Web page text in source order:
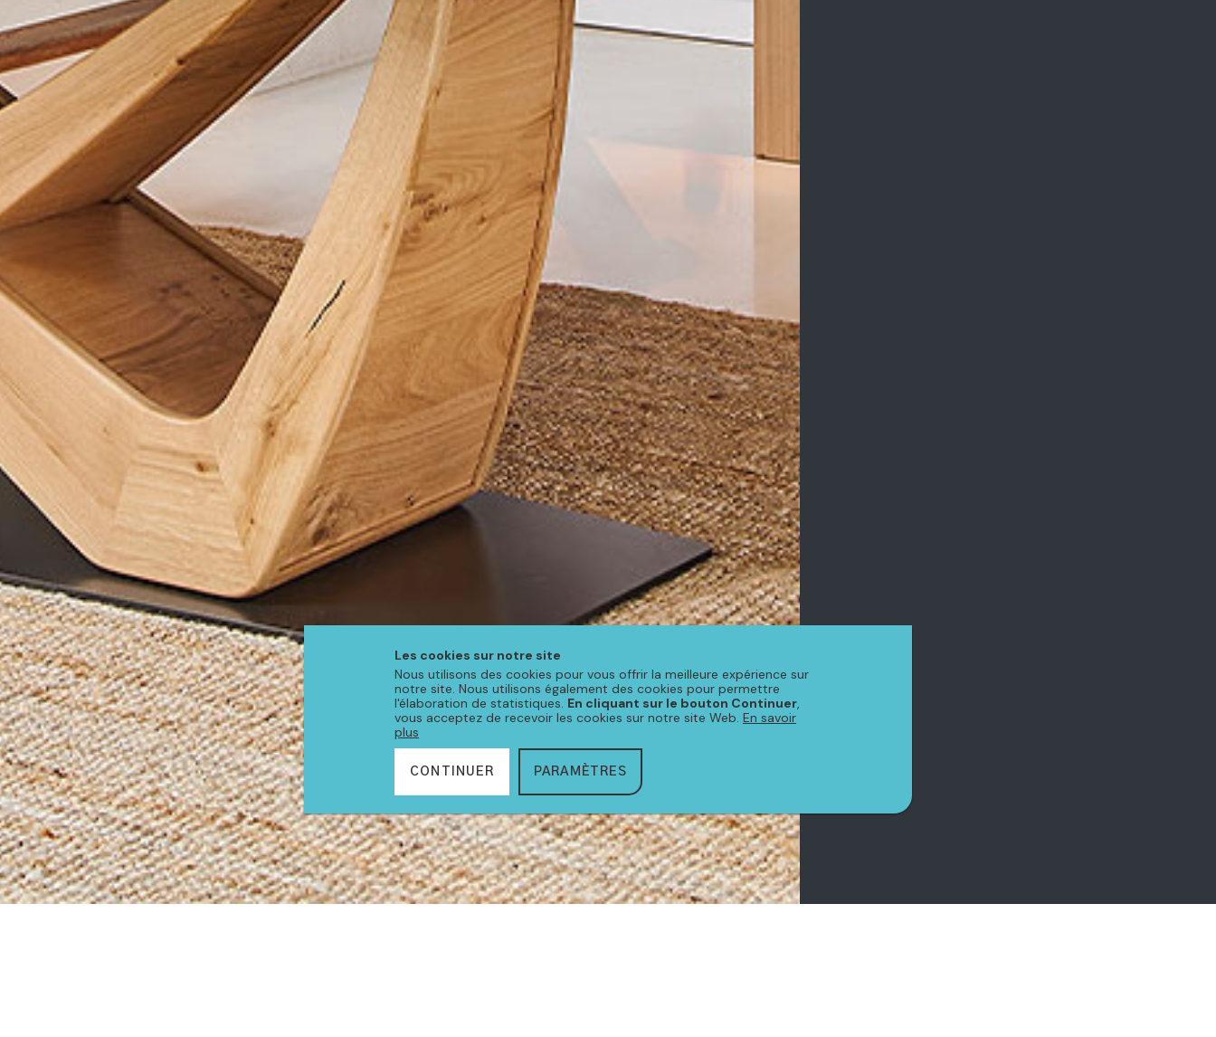
Les cookies sur notre site
Nous utilisons des cookies pour vous offrir la meilleure expérience sur
notre site. Nous utilisons également des cookies pour permettre
l'élaboration de statistiques. En cliquant sur le bouton Continuer,
vous acceptez de recevoir les cookies sur notre site Web. En savoir
plus
CONTINUER PARAMÈTRES